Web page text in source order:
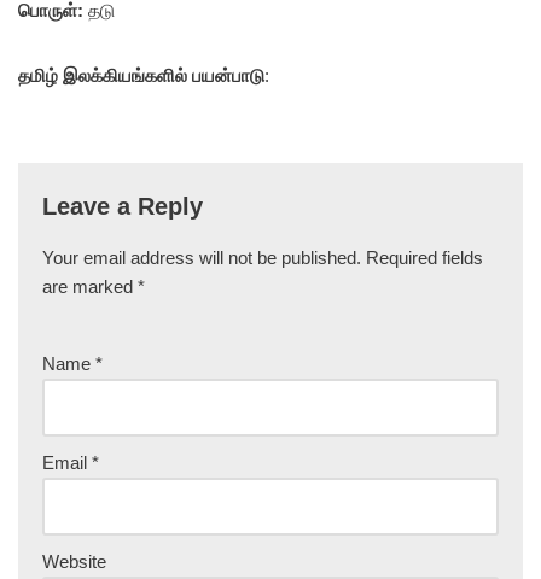
பொருள்: தடு
தமிழ் இலக்கியங்களில் பயன்பாடு:
Leave a Reply
Your email address will not be published. Required fields
are marked *
Name *
Email *
Website